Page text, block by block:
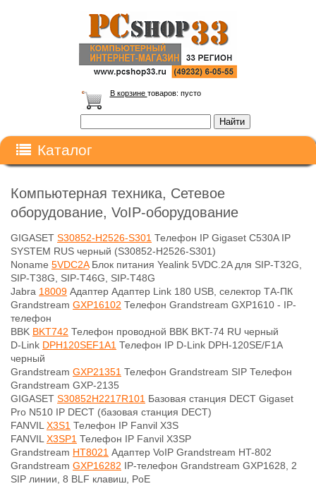
В корзине товаров: пусто
Каталог
Компьютерная техника, Сетевое
оборудование, VoIP-оборудование
GIGASET S30852‐H2526‐S301 Телефон IP Gigaset C530A IP
SYSTEM RUS черный (S30852-H2526-S301)
Noname 5VDC2AБлок питания Yealink 5VDC.2A для SIP-T32G,
SIP-T38G, SIP-T46G, SIP-T48G
Jabra 18009 Адаптер Адаптер Link 180 USB, селектор ТА-ПК
Grandstream GXP16102 Телефон Grandstream GXP1610 - IP-
телефон
BBK BKT742 Телефон проводной BBK BKT-74 RU черный
D-Link DPH120SEF1A1 Телефон IP D-Link DPH-120SE/F1A
черный
Grandstream GXP21351 Телефон Grandstream SIP Телефон
Grandstream GXP-2135
GIGASET S30852H2217R101 Базовая станция DECT Gigaset
Pro N510 IP DECT (базовая станция DECT)
FANVILX3S1 Телефон IP Fanvil X3S
FANVILX3SP1 Телефон IP Fanvil X3SP
Grandstream HT8021 Адаптер VoIP Grandstream HT-802
Grandstream GXP16282 IP-телефон Grandstream GXP1628, 2
SIP линии, 8 BLF клавиш, PoE